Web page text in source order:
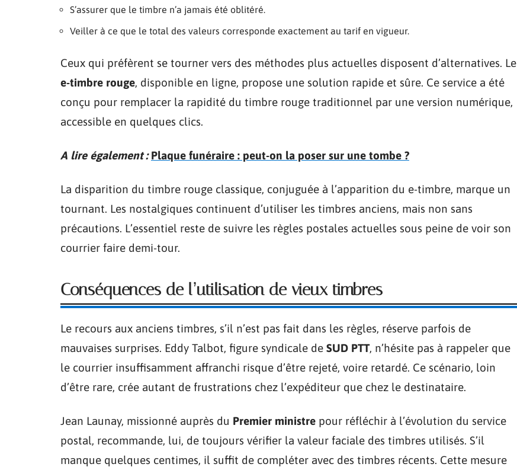
S’assurer que le timbre n’a jamais été oblitéré.
Veiller à ce que le total des valeurs corresponde exactement au tarif en vigueur.
Ceux qui préfèrent se tourner vers des méthodes plus actuelles disposent d’alternatives. Le
e-timbre rouge, disponible en ligne, propose une solution rapide et sûre. Ce service a été
conçu pour remplacer la rapidité du timbre rouge traditionnel par une version numérique,
accessible en quelques clics.
A lire également : Plaque funéraire : peut-on la poser sur une tombe ?
La disparition du timbre rouge classique, conjuguée à l’apparition du e-timbre, marque un
tournant. Les nostalgiques continuent d’utiliser les timbres anciens, mais non sans
précautions. L’essentiel reste de suivre les règles postales actuelles sous peine de voir son
courrier faire demi-tour.
Conséquences de l’utilisation de vieux timbres
Le recours aux anciens timbres, s’il n’est pas fait dans les règles, réserve parfois de
mauvaises surprises. Eddy Talbot, figure syndicale de SUD PTT, n’hésite pas à rappeler que
le courrier insuffisamment affranchi risque d’être rejeté, voire retardé. Ce scénario, loin
d’être rare, crée autant de frustrations chez l’expéditeur que chez le destinataire.
Jean Launay, missionné auprès du Premier ministre pour réfléchir à l’évolution du service
postal, recommande, lui, de toujours vérifier la valeur faciale des timbres utilisés. S’il
manque quelques centimes, il suffit de compléter avec des timbres récents. Cette mesure